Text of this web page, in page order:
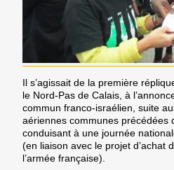
Il s’agissait de la première
le Nord-Pas de Calais, à
commun franco-israélien, suite
aériennes communes précédées
conduisant à une journée
(en liaison avec le projet d’achat
l’armée française).